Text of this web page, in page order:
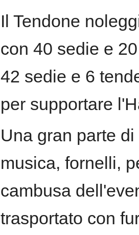
Il Tendone
con 40 sedie e
42 sedie e 6
per supportare
Una gran parte
musica, fornelli,
cambusa
trasportato con